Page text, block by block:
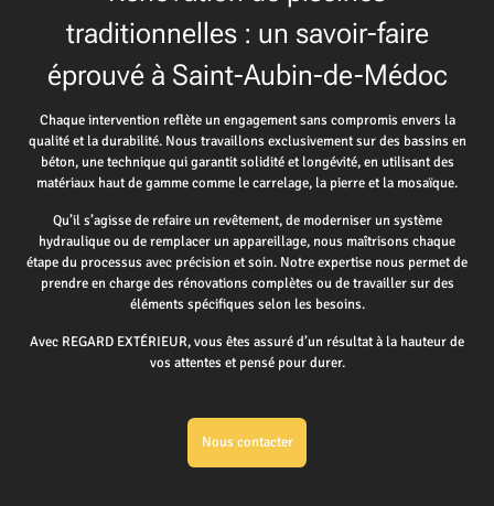
traditionnelles : un savoir-faire
éprouvé à Saint-Aubin-de-Médoc
Chaque intervention reflète un engagement sans compromis envers la
qualité et la durabilité. Nous travaillons exclusivement sur des bassins en
béton, une technique qui garantit solidité et longévité, en utilisant des
matériaux haut de gamme comme le carrelage, la pierre et la mosaïque.
Qu’il s’agisse de refaire un revêtement, de moderniser un système
hydraulique ou de remplacer un appareillage, nous maîtrisons chaque
étape du processus avec précision et soin. Notre expertise nous permet de
prendre en charge des rénovations complètes ou de travailler sur des
éléments spécifiques selon les besoins.
Avec REGARD EXTÉRIEUR, vous êtes assuré d’un résultat à la hauteur de
vos attentes et pensé pour durer.
Nous contacter